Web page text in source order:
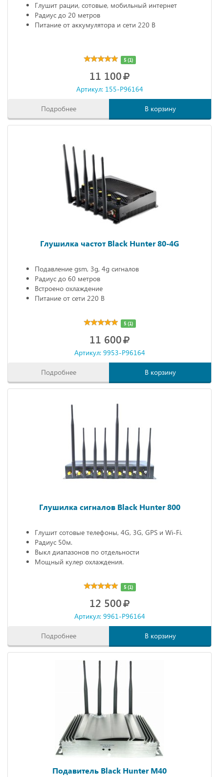
Глушит рации, сотовые, мобильный интернет
Радиус до 20 метров
Питание от аккумулятора и сети 220 В
5 (1)
11 100
Артикул: 155-P96164
Подробнее В корзину
Глушилка частот Black Hunter 80-4G
Подавление gsm, 3g, 4g сигналов
Радиус до 60 метров
Встроено охлаждение
Питание от сети 220 В
5 (1)
11 600
Артикул: 9953-P96164
Подробнее В корзину
Глушилка сигналов Black Hunter 800
Глушит сотовые телефоны, 4G, 3G, GPS и Wi-Fi.
Радиус 50м.
Выкл диапазонов по отдельности
Мощный кулер охлаждения.
5 (1)
12 500
Артикул: 9961-P96164
Подробнее В корзину
Подавитель Black Hunter M40